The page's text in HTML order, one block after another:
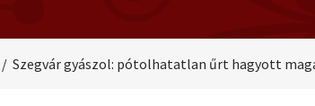
/ Szegvár gyászol: pótolhatatlan űrt hagyott